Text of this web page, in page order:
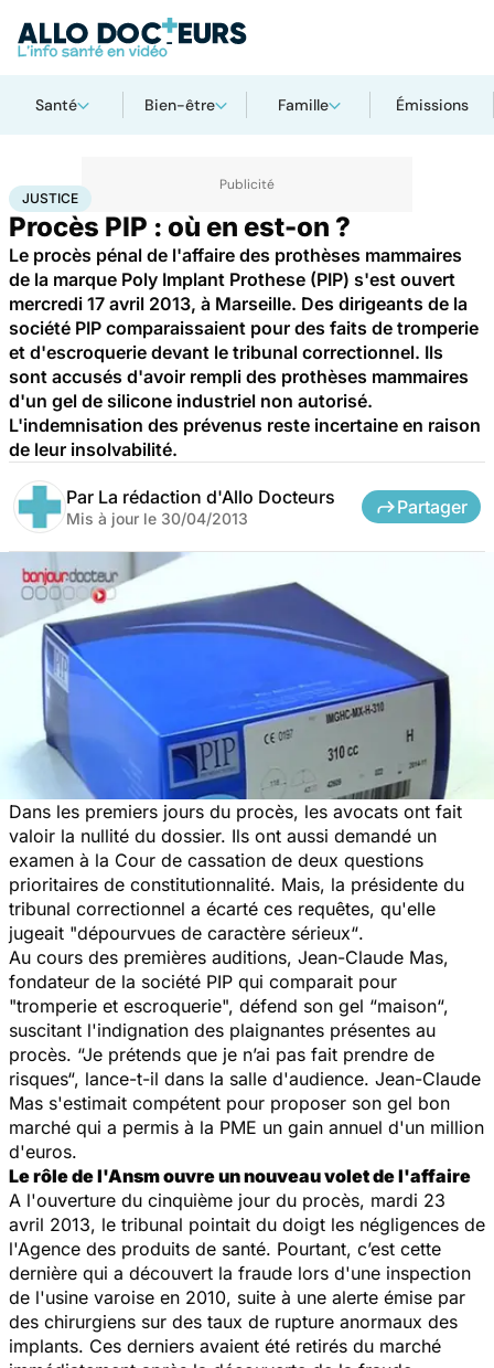
Santé Bien-être Famille Émissions
AccueilSanté
JUSTICE
Procès PIP : où en est-on ?
Le procès pénal de l'affaire des prothèses mammaires
de la marque Poly Implant Prothese (PIP) s'est ouvert
mercredi 17 avril 2013, à Marseille. Des dirigeants de la
société PIP comparaissaient pour des faits de tromperie
et d'escroquerie devant le tribunal correctionnel. Ils
sont accusés d'avoir rempli des prothèses mammaires
d'un gel de silicone industriel non autorisé.
L'indemnisation des prévenus reste incertaine en raison
de leur insolvabilité.
Par La rédaction d'Allo Docteurs
Mis à jour le 30/04/2013
Partager
Dans les premiers jours du procès, les avocats ont fait
valoir la nullité du dossier. Ils ont aussi demandé un
examen à la Cour de cassation de deux questions
prioritaires de constitutionnalité. Mais, la présidente du
tribunal correctionnel a écarté ces requêtes, qu'elle
jugeait "dépourvues de caractère sérieux“.
Au cours des premières auditions, Jean-Claude Mas,
fondateur de la société PIP qui comparait pour
"tromperie et escroquerie", défend son gel “maison“,
suscitant l'indignation des plaignantes présentes au
procès. “Je prétends que je n’ai pas fait prendre de
risques“, lance-t-il dans la salle d'audience. Jean-Claude
Mas s'estimait compétent pour proposer son gel bon
marché qui a permis à la PME un gain annuel d'un million
d'euros.
Le rôle de l'Ansm ouvre un nouveau volet de l'affaire
A l'ouverture du cinquième jour du procès, mardi 23
avril 2013, le tribunal pointait du doigt les négligences de
l'Agence des produits de santé. Pourtant, c’est cette
dernière qui a découvert la fraude lors d'une inspection
de l'usine varoise en 2010, suite à une alerte émise par
des chirurgiens sur des taux de rupture anormaux des
implants. Ces derniers avaient été retirés du marché